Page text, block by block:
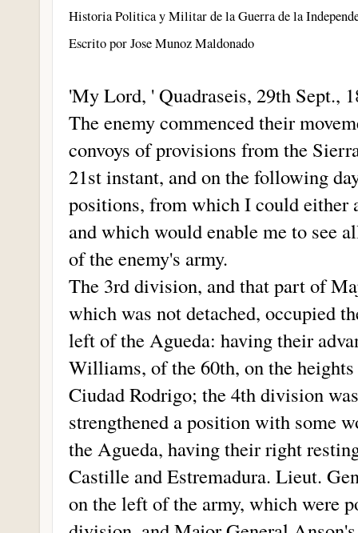
Historia Politica y Militar de la Guerra de la
Escrito por Jose Munoz Maldonado
'My Lord, ' Quadraseis, 29th Sept.,
The enemy commenced their
convoys of provisions from the
21st instant, and on the following
positions, from which I could
and which would enable me to see
of the enemy's army.
The 3rd division, and that part of
which was not detached, occupied
left of the Agueda: having their
Williams, of the 60th, on the
Ciudad Rodrigo; the 4th division
strengthened a position with some
the Agueda, having their right
Castille and Estremadura. Lieut.
on the left of the army, which were